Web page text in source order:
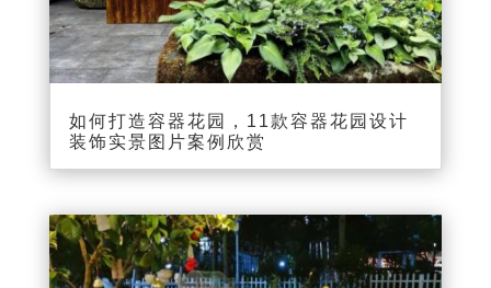
如何打造容器花园，11款容器花园设计
装饰实景图片案例欣赏